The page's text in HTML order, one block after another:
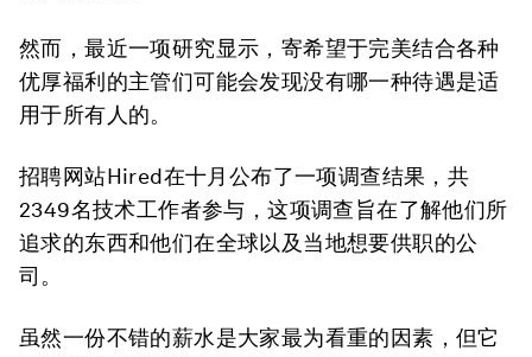
然而，最近一项研究显示，寄希望于完美结合各种
优厚福利的主管们可能会发现没有哪一种待遇是适
用于所有人的。
招聘网站Hired在十月公布了一项调查结果，共
2349名技术工作者参与，这项调查旨在了解他们所
追求的东西和他们在全球以及当地想要供职的公
司。
虽然一份不错的薪水是大家最为看重的因素，但它